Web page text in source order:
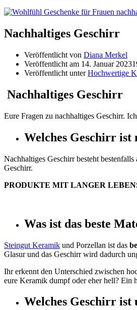
Nachhaltiges Geschirr
Veröffentlicht von Diana Merkel
Veröffentlicht am 14. Januar 2023
Veröffentlicht unterHochwertige
Nachhaltiges Geschirr
Eure Fragen zu nachhaltiges Geschirr.
Welches Geschirr ist
Nachhaltiges Geschirr besteht
Geschirr.
PRODUKTE MIT LANGER
Was ist das beste
Steingut Keramik und Porzellan ist das
Glasur und das Geschirr wird dadurch
Ihr erkennt den Unterschied zwischen
eure Keramik dumpf oder eher hell?
Welches Geschirr ist